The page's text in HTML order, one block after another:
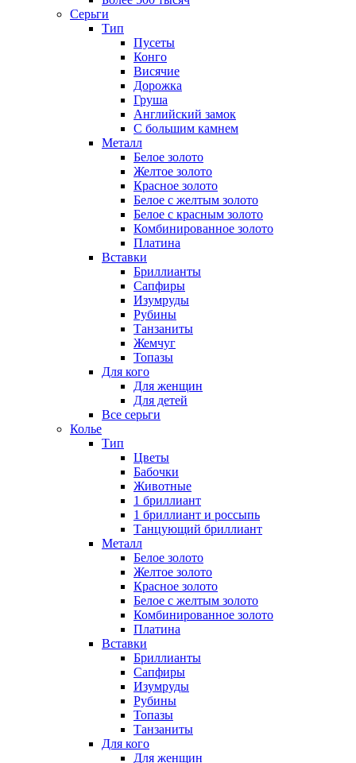
Серьги
Тип
Пусеты
Конго
Висячие
Дорожка
Груша
Английский замок
С большим камнем
Металл
Белое золото
Желтое золото
Красное золото
Белое с желтым золото
Белое с красным золото
Комбинированное золото
Платина
Вставки
Бриллианты
Сапфиры
Изумруды
Рубины
Танзаниты
Жемчуг
Топазы
Для кого
Для женщин
Для детей
Все серьги
Колье
Тип
Цветы
Бабочки
Животные
1 бриллиант
1 бриллиант и россыпь
Танцующий бриллиант
Металл
Белое золото
Желтое золото
Красное золото
Белое с желтым золото
Комбинированное золото
Платина
Вставки
Бриллианты
Сапфиры
Изумруды
Рубины
Топазы
Танзаниты
Для кого
Для женщин